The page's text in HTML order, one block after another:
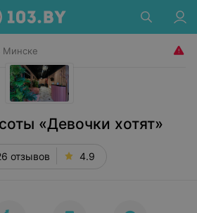
Минске
«Девочки хотят»
отзывов 4.9